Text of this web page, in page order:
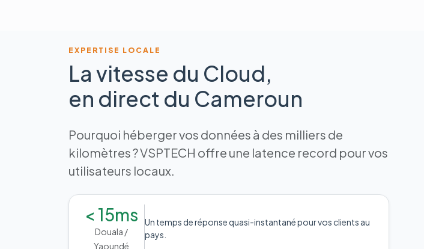
EXPERTISE LOCALE
La vitesse du Cloud,
en direct du Cameroun
Pourquoi héberger vos données à des milliers de
kilomètres ? VSPTECH offre une latence record pour vos
utilisateurs locaux.
< 15ms
Douala /
Yaoundé
Un temps de réponse quasi-instantané pour vos clients au
pays.